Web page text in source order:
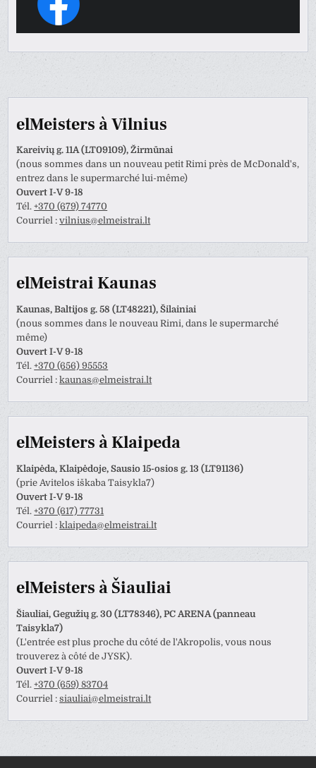
elMeisters à Vilnius
Kareivių g. 11A (LT09109), Žirmūnai
(nous sommes dans un nouveau petit Rimi près de McDonald's,
entrez dans le supermarché lui-même)
Ouvert I-V 9-18
Tél.+370 (679) 74770
Courriel :vilnius@elmeistrai.lt
elMeistrai Kaunas
Kaunas, Baltijos g. 58 (LT48221), Šilainiai
(nous sommes dans le nouveau Rimi, dans le supermarché
même)
Ouvert I-V 9-18
Tél.+370 (656) 95553
Courriel :kaunas@elmeistrai.lt
elMeisters à Klaipeda
Klaipėda, Klaipėdoje, Sausio 15-osios g. 13 (LT91136)
(prie Avitelos iškaba Taisykla7)
Ouvert I-V 9-18
Tél.+370 (617) 77731
Courriel :klaipeda@elmeistrai.lt
elMeisters à Šiauliai
Šiauliai, Gegužių g. 30 (LT78346), PC ARENA (panneau
Taisykla7)
(L'entrée est plus proche du côté de l'Akropolis, vous nous
trouverez à côté de JYSK).
Ouvert I-V 9-18
Tél.+370 (659) 83704
Courriel :siauliai@elmeistrai.lt